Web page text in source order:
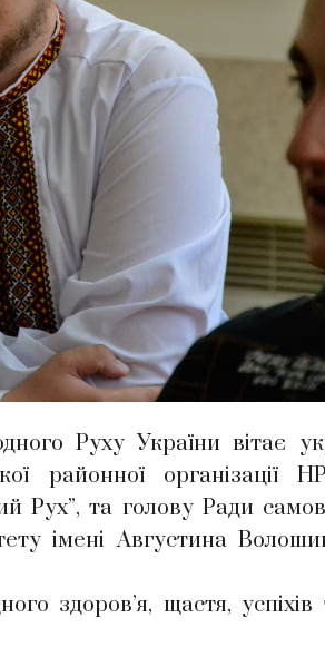
Руху України вітає
районної організації
Рух”, та голову Ради
імені Августина
здоров’я, щастя,